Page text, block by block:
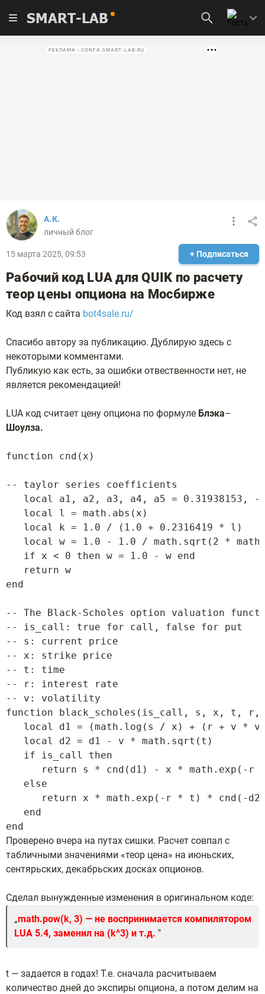
SMART-LAB
РЕКЛАМА • CONFA.SMART-LAB.RU
А.К.
личный блог
15 марта 2025, 09:53 + Подписаться
Рабочий код LUA для QUIK по расчету
теор цены опциона на Мосбирже
Код взял с сайта bot4sale.ru/
Спасибо автору за публикацию. Дублирую здесь с
некоторыми комментами.
Публикую как есть, за ошибки отвественности нет, не
является рекомендацией!
LUA код считает цену опциона по формуле Блэка–
Шоулза.
function cnd(x)
-- taylor series coefficients
local a1, a2, a3, a4, a5 = 0.31938153,
   local l = math.abs(x)
   local k = 1.0 / (1.0 + 0.2316419 * l)
local w = 1.0 - 1.0 / math.sqrt(2 *
   if x < 0 then w = 1.0 - w end
   return w
end
-- The Black-Scholes option valuation
-- is_call: true for call, false for put
-- s: current price
-- x: strike price
-- t: time
-- r: interest rate
-- v: volatility
function black_scholes(is_call, s, x, t, r,
local d1 = (math.log(s / x) + (r + v *
   local d2 = d1 - v * math.sqrt(t)
   if is_call then
return s * cnd(d1) - x * math.exp(-r
   else
return x * math.exp(-r * t) * cnd(-
   end
Проверено вчера на путах сишки. Расчет совпал с
табличными значениями «теор цена» на июньских,
сентярьских, декабрьских досках опционов.
Сделал вынужденные изменения в оригинальном коде:
math.pow(k, 3) — не воспринимается компилятором
LUA 5.4, заменил на (k^3) и т.д.
t — задается в годах! Т.е. сначала расчитываем
количество дней до экспиры опциона, а потом делим на